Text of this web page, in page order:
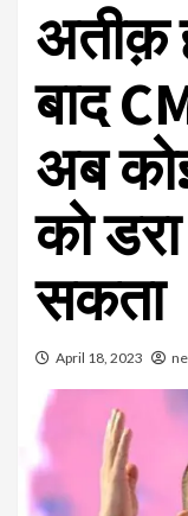
अतीक़
बाद
अब
को
सकता
April 18, 2023